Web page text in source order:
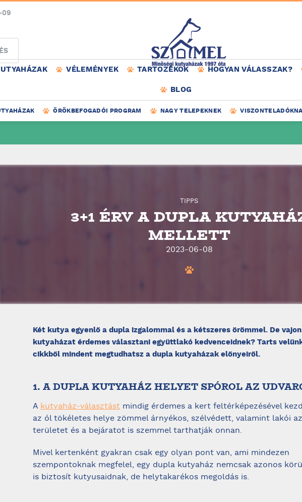
VÉLEMÉNYEK TARTOZÉKOK HOGYAN VÁLASSZAK?
BLOG
ÖRÖKBEFOGADÓI PROGRAM NAGY TELEPEKNEK
TIPPS
3+1 ÉRV A DUPLA
MELLETT
2023-06-08
Két kutya egyenlő a dupla izgalommal és a kétszeres örömmel. De
kutyaházat érdemes választani együttlakó kedvenceidnek? Tarts
cikkből mindent megtudhatsz a dupla kutyaházak előnyeiről.
1. A DUPLA KUTYAHÁZ HELYET SPÓROL AZ
A kutyaház-választást mindig érdemes a kert feltérképezésével
az ól tökéletes helye zömmel árnyékos, szélvédett, valamint lakói
területet és a bejáratot is szemmel tarthatják onnan.
Mivel kertenként gyakran csak egy olyan pont van, ami mindezen
szempontoknak megfelel, egy dupla kutyaház nemcsak azonos
is biztosít kutyusaidnak, de helytakarékos megoldás is.